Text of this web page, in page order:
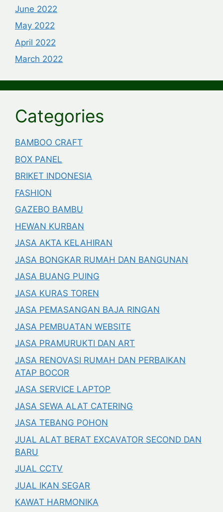
June 2022
May 2022
April 2022
March 2022
Categories
BAMBOO CRAFT
BOX PANEL
BRIKET INDONESIA
FASHION
GAZEBO BAMBU
HEWAN KURBAN
JASA AKTA KELAHIRAN
JASA BONGKAR RUMAH DAN BANGUNAN
JASA BUANG PUING
JASA KURAS TOREN
JASA PEMASANGAN BAJA RINGAN
JASA PEMBUATAN WEBSITE
JASA PRAMURUKTI DAN ART
JASA RENOVASI RUMAH DAN PERBAIKAN
ATAP BOCOR
JASA SERVICE LAPTOP
JASA SEWA ALAT CATERING
JASA TEBANG POHON
JUAL ALAT BERAT EXCAVATOR SECOND DAN
BARU
JUAL CCTV
JUAL IKAN SEGAR
KAWAT HARMONIKA